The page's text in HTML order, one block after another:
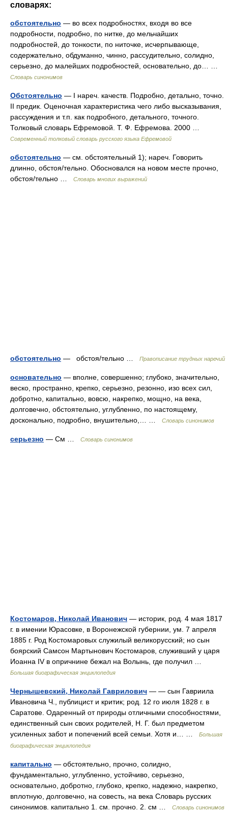
словарях:
обстоятельно — во всех подробностях, входя во все
подробности, подробно, по нитке, до мельчайших
подробностей, до тонкости, по ниточке, исчерпывающе,
содержательно, обдуманно, чинно, рассудительно, солидно,
серьезно, до малейших подробностей, основательно, до… …
Словарь синонимов
Обстоятельно — I нареч. качеств. Подробно, детально, точно.
II предик. Оценочная характеристика чего либо высказывания,
рассуждения и т.п. как подробного, детального, точного.
Толковый словарь Ефремовой. Т. Ф. Ефремова. 2000 …
Современный толковый словарь русского языка Ефремовой
обстоятельно — см. обстоятельный 1); нареч. Говорить
длинно, обстоя/тельно. Обосновался на новом месте прочно,
обстоя/тельно …
Словарь многих выражений
обстоятельно — обстоя/тельно … Правописание трудных наречий
основательно — вполне, совершенно; глубоко, значительно,
веско, пространно, крепко, серьезно, резонно, изо всех сил,
добротно, капитально, вовсю, накрепко, мощно, на века,
долговечно, обстоятельно, углубленно, по настоящему,
досконально, подробно, внушительно,… …
Словарь синонимов
серьезно — См … Словарь синонимов
Костомаров, Николай Иванович — историк, род. 4 мая 1817
г. в имении Юрасовке, в Воронежской губернии, ум. 7 апреля
1885 г. Род Костомаровых служилый великорусский; но сын
боярский Самсон Мартынович Костомаров, служивший у царя
Иоанна IV в опричнине бежал на Волынь, где получил …
Большая биографическая энциклопедия
Чернышевский, Николай Гаврилович — — сын Гавриила
Ивановича Ч., публицист и критик; род. 12 го июля 1828 г. в
Саратове. Одаренный от природы отличными способностями,
единственный сын своих родителей, Н. Г. был предметом
усиленных забот и попечений всей семьи. Хотя и… …
Большая
биографическая энциклопедия
капитально — обстоятельно, прочно, солидно,
фундаментально, углубленно, устойчиво, серьезно,
основательно, добротно, глубоко, крепко, надежно, накрепко,
вплотную, долговечно, на совесть, на века Словарь русских
синонимов. капитально 1. см. прочно. 2. см …
Словарь синонимов